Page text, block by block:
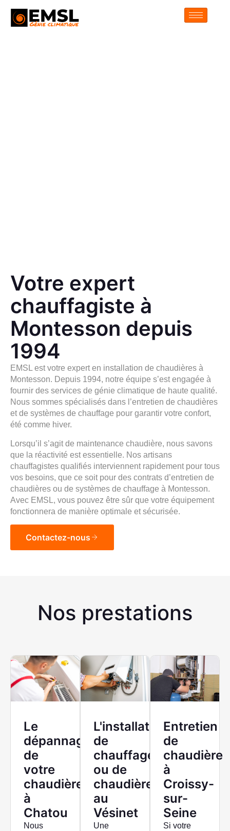
principal
Votre expert
chauffagiste à
Montesson depuis
1994
EMSL est votre expert en installation de chaudières à
Montesson. Depuis 1994, notre équipe s’est engagée à
fournir des services de génie climatique de haute qualité.
Nous sommes spécialisés dans l’entretien de chaudières
et de systèmes de chauffage pour garantir votre confort,
été comme hiver.
Lorsqu’il s’agit de maintenance chaudière, nous savons
que la réactivité est essentielle. Nos artisans
chauffagistes qualifiés interviennent rapidement pour tous
vos besoins, que ce soit pour des contrats d’entretien de
chaudières ou de systèmes de chauffage à Montesson.
Avec EMSL, vous pouvez être sûr que votre équipement
fonctionnera de manière optimale et sécurisée.
Contactez-nous
Nos prestations
Le
dépannage
de
votre
chaudière
à
Chatou
Nous
L'installation
de
chauffage
ou de
chaudière
au
Vésinet
Une
Entretien
de
chaudière
à
Croissy-
sur-
Seine
Si votre